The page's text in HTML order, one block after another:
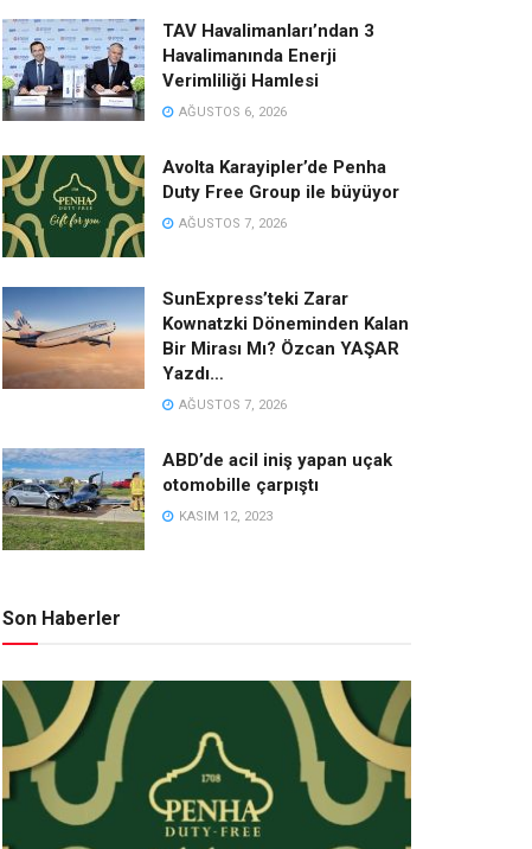
TAV Havalimanları’ndan 3
Havalimanında Enerji
Verimliliği Hamlesi
AĞUSTOS 6, 2026
Avolta Karayipler’de Penha
Duty Free Group ile büyüyor
AĞUSTOS 7, 2026
SunExpress’teki Zarar
Kownatzki Döneminden Kalan
Bir Mirası Mı? Özcan YAŞAR
Yazdı…
AĞUSTOS 7, 2026
ABD’de acil iniş yapan uçak
otomobille çarpıştı
KASIM 12, 2023
Son Haberler